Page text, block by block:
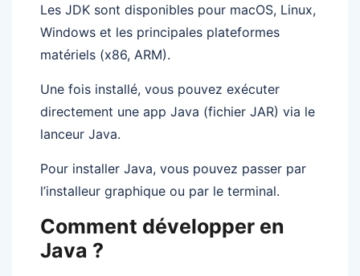
Les JDK sont disponibles pour macOS, Linux,
Windows et les principales plateformes
matériels (x86, ARM).
Une fois installé, vous pouvez exécuter
directement une app Java (fichier JAR) via le
lanceur Java.
Pour installer Java, vous pouvez passer par
l’installeur graphique ou par le terminal.
Comment développer en
Java ?